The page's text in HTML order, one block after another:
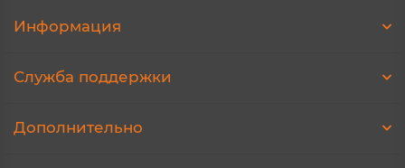
Информация
Служба поддержки
Дополнительно